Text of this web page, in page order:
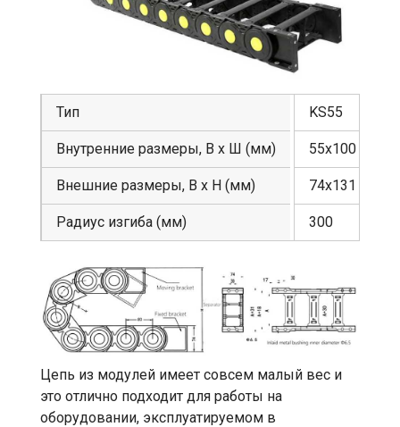
Тип
Внутренние размеры, В х Ш (мм)
Внешние размеры, В х Н (мм)
Радиус изгиба (мм)
KS55
55х100
74х131
300
Цепь из модулей имеет совсем малый вес и
это отлично подходит для работы на
оборудовании, эксплуатируемом в